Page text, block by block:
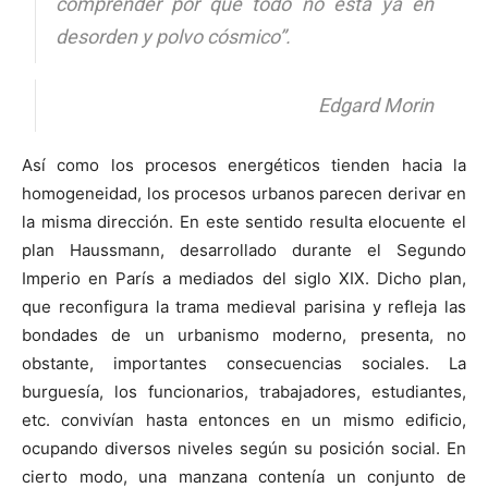
desorden y polvo cósmico”.
Edgard Morin
Así como los procesos energéticos tienden hacia la
homogeneidad, los procesos urbanos parecen derivar en
la misma dirección. En este sentido resulta elocuente el
plan Haussmann, desarrollado durante el Segundo
Imperio en París a mediados del siglo XIX. Dicho plan,
que reconfigura la trama medieval parisina y refleja las
bondades de un urbanismo moderno, presenta, no
obstante, importantes consecuencias sociales. La
burguesía, los funcionarios, trabajadores, estudiantes,
etc. convivían hasta entonces en un mismo edificio,
ocupando diversos niveles según su posición social. En
cierto modo, una manzana contenía un conjunto de